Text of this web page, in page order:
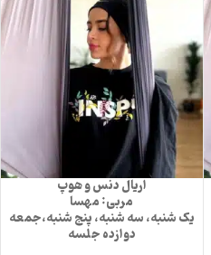
اریال دنس و هوپ
مربی: مهسا
یک شنبه، سه شنبه، پنج شنبه،جمعه
دوازده جلسه